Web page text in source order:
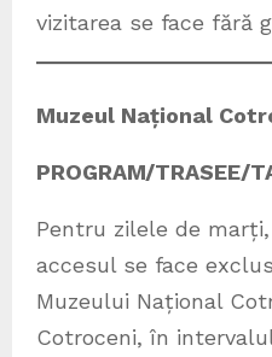
vizitarea se face fără
Muzeul Național
PROGRAM/TRASEE/
Pentru zilele de
accesul se face
Muzeului Național
Cotroceni, în